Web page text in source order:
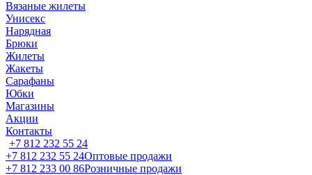
Вязаные жилеты
Унисекс
Нарядная
Брюки
Жилеты
Жакеты
Сарафаны
Юбки
Магазины
Акции
Контакты
+7 812 232 55 24
+7 812 232 55 24Оптовые продажи
+7 812 233 00 86Розничные продажи